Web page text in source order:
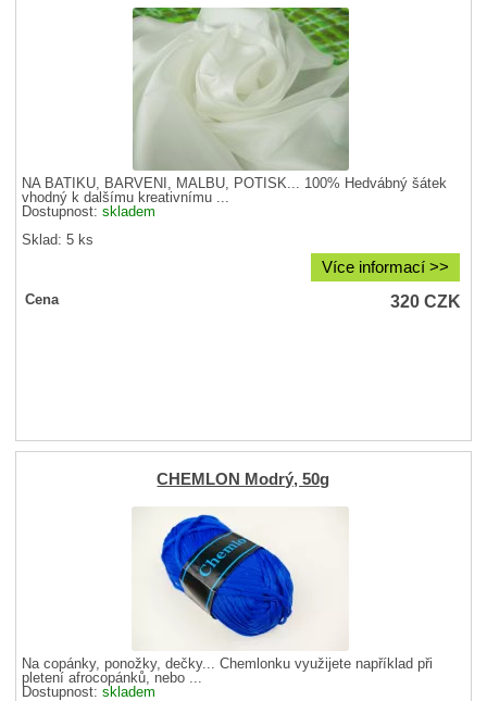
NA BATIKU, BARVENÍ, MALBU, POTISK... 100% Hedvábný šátek
vhodný k dalšímu kreativnímu ...
Dostupnost:skladem
Sklad: 5 ks
Více informací >>
Cena 320CZK
CHEMLON Modrý, 50g
Na copánky, ponožky, dečky... Chemlonku využijete například při
pletení afrocopánků, nebo ...
Dostupnost:skladem